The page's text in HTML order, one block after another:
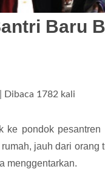
Baru
Dibaca 1782 kali
ke pondok
jauh dari
menggentarkan.